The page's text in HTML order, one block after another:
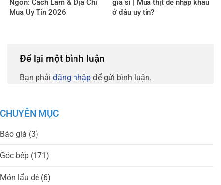
Ngon: Cách Làm & Địa Chỉ
Mua Uy Tín 2026
giá sỉ | Mua thịt dê nhập khẩu
ở đâu uy tín?
Để lại một bình luận
Bạn phải đăng nhập để gửi bình luận.
CHUYÊN MỤC
Báo giá (3)
Góc bếp (171)
Món lẩu dê (6)